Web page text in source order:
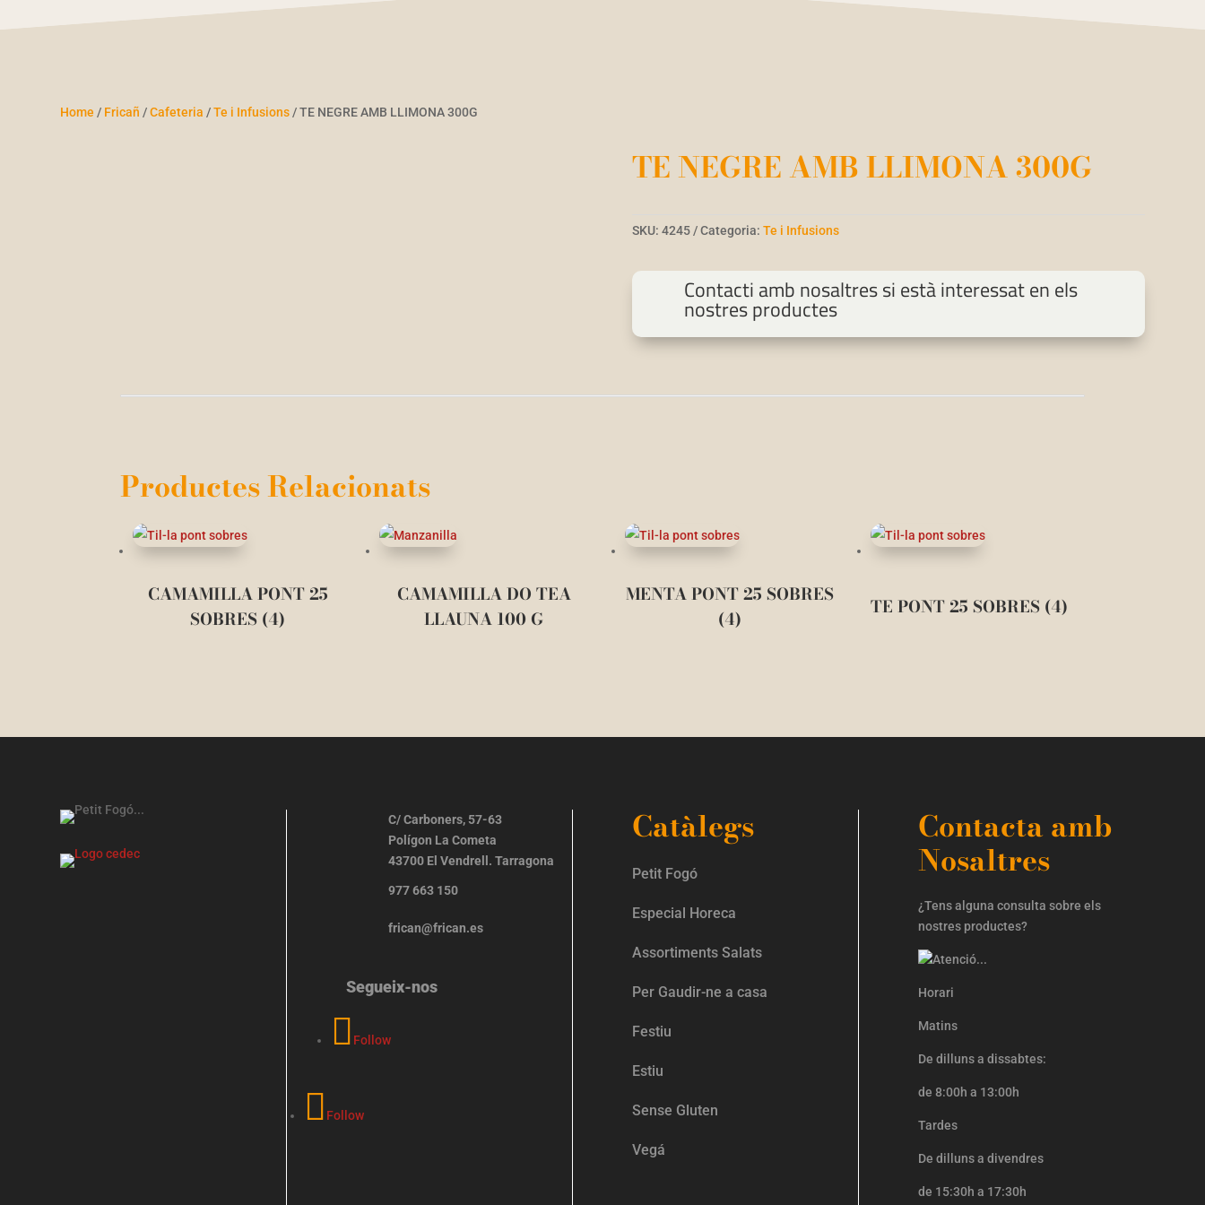
Home / Fricañ /Cafeteria /Te i Infusions / TE NEGRE AMB LLIMONA 300G
TE NEGRE AMB LLIMONA 300G
SKU:4245 Categoria:Te i Infusions
Contacti amb nosaltres si està interessat en els
nostres productes
Productes Relacionats
CAMAMILLA PONT 25
SOBRES (4)
CAMAMILLA DO TEA
LLAUNA 100 G
MENTA PONT 25 SOBRES
(4)
TE PONT 25 SOBRES (4)
C/ Carboners, 57-63
Polígon La Cometa
43700 El Vendrell. Tarragona
977 663 150
frican@frican.es
Segueix-nos
Follow
Follow
Catàlegs
Petit Fogó
Especial Horeca
Assortiments Salats
Per Gaudir-ne a casa
Festiu
Estiu
Sense Gluten
Vegá
Contacta amb
Nosaltres
¿Tens alguna consulta sobre els
nostres productes?
Horari
Matins
De dilluns a dissabtes:
de 8:00h a 13:00h
Tardes
De dilluns a divendres
de 15:30h a 17:30h